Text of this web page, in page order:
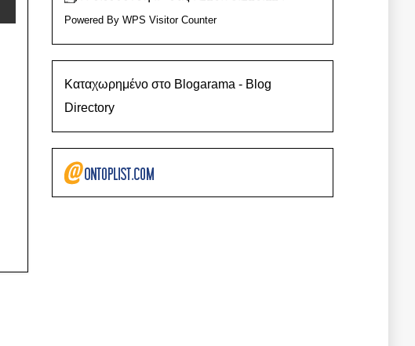
Powered ByWPS Visitor Counter
Καταχωρημένο στο Blogarama - Blog
Directory